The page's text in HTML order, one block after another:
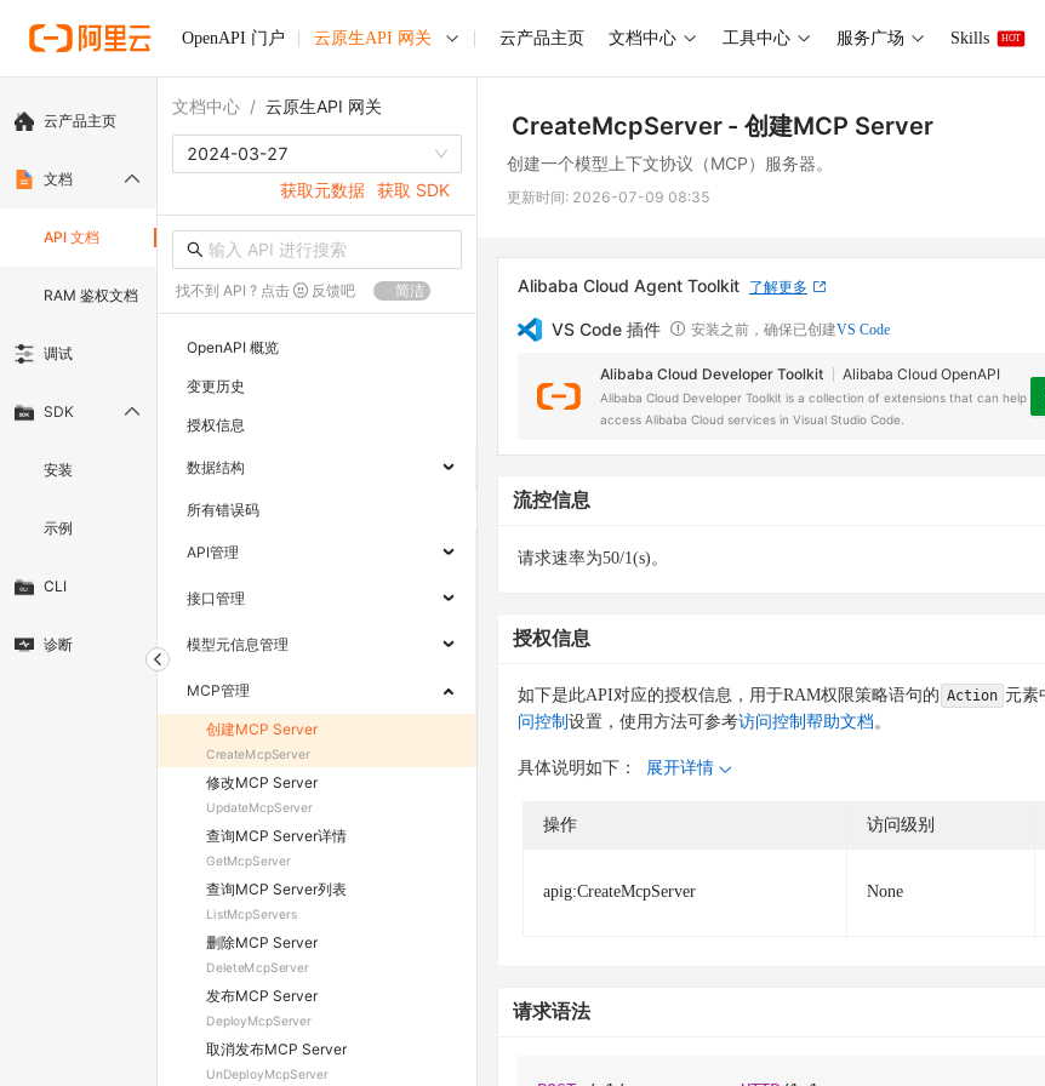
OpenAPI 门户 云原生API 网关 云产品主页 文档中心 工具中心 服务广场 Skills HOT
云产品主页
文档
API 文档
RAM 鉴权文档
调试
SDK
安装
示例
CLI
诊断
文档中心 / 云原生API 网关
2024-03-27
获取元数据 获取 SDK
找不到 API ? 点击 反馈吧 简洁
OpenAPI 概览
变更历史
授权信息
数据结构
所有错误码
API管理
接口管理
模型元信息管理
MCP管理
创建MCP Server
CreateMcpServer
修改MCP Server
UpdateMcpServer
查询MCP Server详情
GetMcpServer
查询MCP Server列表
ListMcpServers
删除MCP Server
DeleteMcpServer
发布MCP Server
DeployMcpServer
取消发布MCP Server
UnDeployMcpServer
CreateMcpServer - 创建MCP Server
创建一个模型上下文协议（MCP）服务器。
更新时间: 2026-07-09 08:35
Alibaba Cloud Agent Toolkit 了解更多
VS Code 插件 安装之前，确保已创建VS Code
Alibaba Cloud Developer Toolkit Alibaba Cloud OpenAPI
Alibaba Cloud Developer Toolkit is a collection of extensions that can help
access Alibaba Cloud services in Visual Studio Code.
流控信息
请求速率为50/1(s)。
授权信息
如下是此API对应的授权信息，用于RAM权限策略语句的 Action 元素
问控制 设置，使用方法可参考访问控制帮助文档。
具体说明如下： 展开详情
操作 访问级别
apig:CreateMcpServer None
请求语法